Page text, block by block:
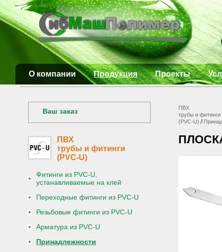
О компании Продукция Проекты
Ваш заказ
ПВХ
трубы и фитинги
(PVC-U)
Фитинги из PVC-U,
устанавливаемые на клей
Переходные фитинги из PVC-U
Резьбовые фитинги из PVC-U
Арматура из PVC-U
Принадлежности
ПВХ
трубы и фитинги
(PVC-U) /